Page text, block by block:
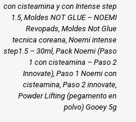
con cisteamina y con Intense step
1.5, Moldes NOT GLUE – NOEMI
Revopads, Moldes Not Glue
tecnica coreana, Noemi intense
step1.5 – 30ml, Pack Noemi (Paso
1 con cisteamina – Paso 2
Innovate), Paso 1 Noemi con
cisteamina, Paso 2 innovate,
Powder Lifting (pegamento en
polvo) Gooey 5g